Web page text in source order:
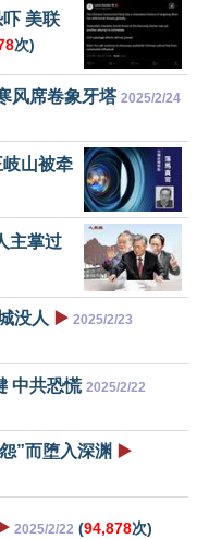
美联
次)
风席卷象牙塔 2025/2/24
山被牵
主掌过
没人 ▶️ 2025/2/23
中共恐慌 2025/2/22
”而堕入深渊 ▶️
▶️ 2025/2/22 (94,878次)